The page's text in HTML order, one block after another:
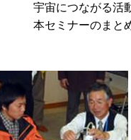
宇宙につながる活
本セミナーのま